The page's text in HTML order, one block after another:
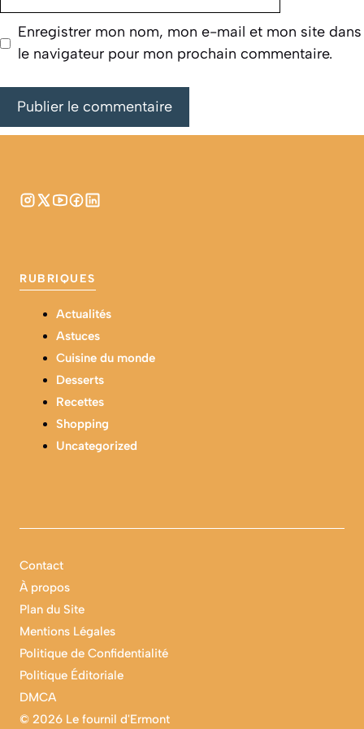
Enregistrer mon nom, mon e-mail et mon site dans
le navigateur pour mon prochain commentaire.
RUBRIQUES
Actualités
Astuces
Cuisine du monde
Desserts
Recettes
Shopping
Uncategorized
© 2026 Le fournil d'Ermont
Contact
À propos
Plan du Site
Mentions Légales
Politique de Confidentialité
Politique Éditoriale
DMCA